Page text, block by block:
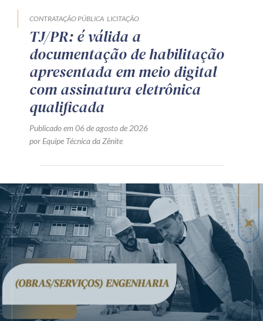
CONTRATAÇÃO PÚBLICA LICITAÇÃO
TJ/PR: é válida a
documentação de habilitação
apresentada em meio digital
com assinatura eletrônica
qualificada
Publicado em 06 de agosto de 2026
por Equipe Técnica da Zênite